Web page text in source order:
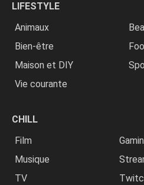
LIFESTYLE
Animaux
Bien-être
Maison et DIY
Vie courante
CHILL
Film
Musique
TV